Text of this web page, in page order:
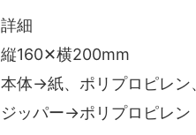
詳細
縦160✕横200mm
本体→紙、ポリプロピレン
ジッパー→ポリプロピレン